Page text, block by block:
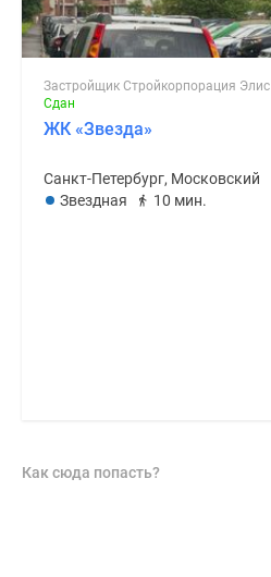
Застройщик Стройкорпорация Элис
Сдан
ЖК «Звезда»
Санкт-Петербург, Московский
Звездная
10 мин.
Как сюда попасть?